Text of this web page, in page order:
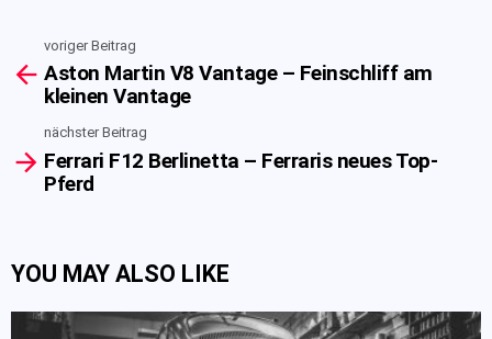
more
voriger Beitrag
Aston Martin V8 Vantage – Feinschliff am
kleinen Vantage
nächster Beitrag
Ferrari F12 Berlinetta – Ferraris neues Top-
Pferd
YOU MAY ALSO LIKE